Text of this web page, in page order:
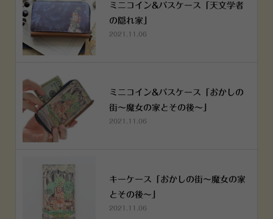
ミニコイン&パスケース「天文学者
の隠れ家」
2021.11.06
ミニコイン&パスケース「おかしの
街～魔女の家とその後～」
2021.11.06
キーケース「おかしの街～魔女の家
とその後～」
2021.11.06